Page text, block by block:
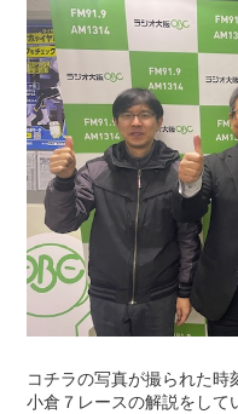
コチラの写真が撮られた
小倉７レースの解説をして